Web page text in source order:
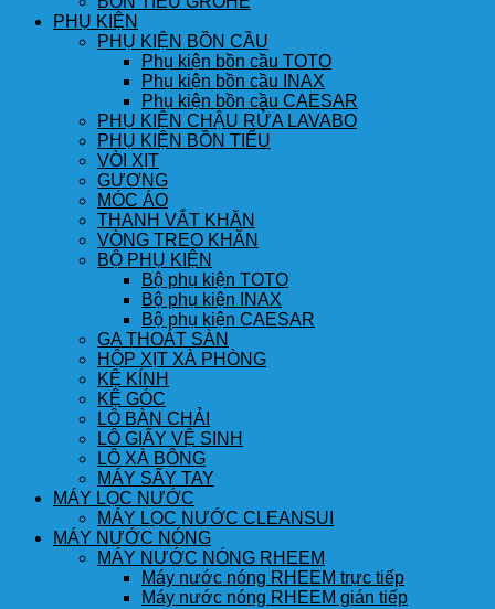
PHỤ KIỆN
PHỤ KIỆN BỒN CẦU
Phụ kiện bồn cầu TOTO
Phụ kiện bồn cầu INAX
Phụ kiện bồn cầu CAESAR
PHỤ KIỆN CHẬU RỬA LAVABO
PHỤ KIỆN BỒN TIỂU
VÒI XỊT
GƯƠNG
MÓC ÁO
THANH VẮT KHĂN
VÒNG TREO KHĂN
BỘ PHỤ KIỆN
Bộ phụ kiện TOTO
Bộ phụ kiện INAX
Bộ phụ kiện CAESAR
GA THOÁT SÀN
HỘP XỊT XÀ PHÒNG
KỆ KÍNH
KỆ GÓC
LÔ BÀN CHẢI
LÔ GIẤY VỆ SINH
LÔ XÀ BÔNG
MÁY SẤY TAY
MÁY LỌC NƯỚC
MÁY LỌC NƯỚC CLEANSUI
MÁY NƯỚC NÓNG
MÁY NƯỚC NÓNG RHEEM
Máy nước nóng RHEEM trực tiếp
Máy nước nóng RHEEM gián tiếp